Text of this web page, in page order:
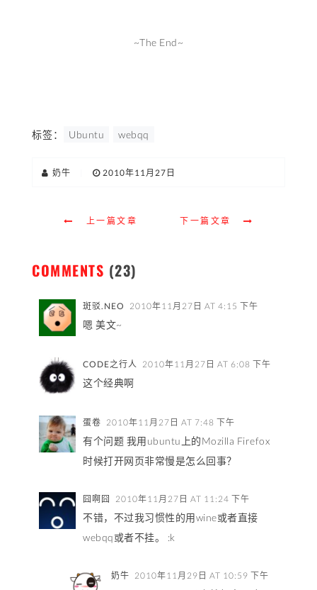
~The End~
标签： Ubuntu webqq
奶牛 2010年11月27日
上一篇文章 下一篇文章
COMMENTS (23)
斑驳.NEO 2010年11月27日 AT 4:15 下午
嗯 美文~
CODE之行人 2010年11月27日 AT 6:08 下午
这个经典啊
蛋卷 2010年11月27日 AT 7:48 下午
有个问题 我用ubuntu上的Mozilla Firefox
时候打开网页非常慢是怎么回事？
囧啊囧 2010年11月27日 AT 11:24 下午
不错，不过我习惯性的用wine或者直接
webqq或者不挂。 :k
奶牛 2010年11月29日 AT 10:59 下午